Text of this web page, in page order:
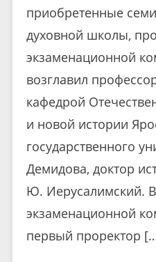
приобретенные
духовной школы,
экзаменационной
возглавил
кафедрой
и новой истории
государственного
Демидова, доктор
Ю. Иерусалимский. В
экзаменационной
первый проректор